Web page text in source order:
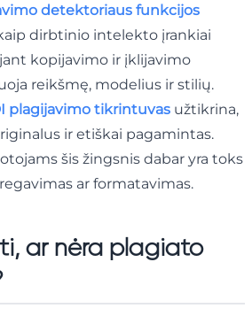
detektoriaus funkcijos
dirbtinio intelekto įrankiai
kopijavimo ir įklijavimo
reikšmę, modelius ir stilių.
plagijavimo tikrintuvas užtikrina,
ir etiškai pagamintas.
šis žingsnis dabar yra toks
ar formatavimas.
ar nėra plagiato